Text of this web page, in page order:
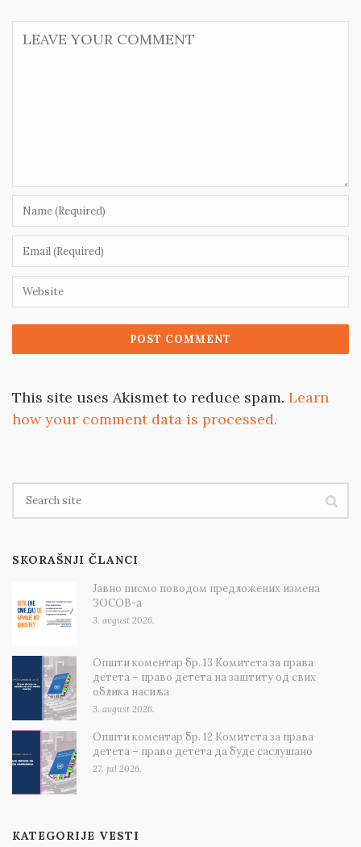
This site uses Akismet to reduce spam. Learn
how your comment data is processed.
SKORAŠNJI ČLANCI
Јавно писмо поводом предложених измена
ЗОСОВ-а
3. avgust 2026.
Општи коментар бр. 13 Комитета за права
детета – право детета на заштиту од свих
облика насиља
3. avgust 2026.
Општи коментар бр. 12 Комитета за права
детета – право детета да буде саслушано
27. jul 2026.
KATEGORIJE VESTI